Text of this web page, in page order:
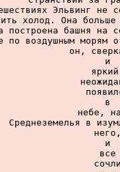
Эльвинг не
холод. Она
построена башня на
по воздушным морям
он,
и
в
небе,
Среднеземелья в
него,
и
все
сочли